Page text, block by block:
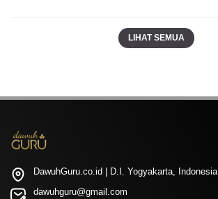
LIHAT SEMUA
DawuhGuru.co.id | D.I. Yogyakarta, Indonesia
dawuhguru@gmail.com